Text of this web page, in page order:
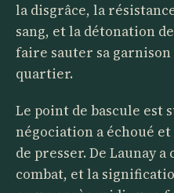
la disgrâce, la
sang, et la détonation
faire sauter sa
quartier.
Le point de bascule est
négociation a échoué
de presser. De Launay
combat, et la